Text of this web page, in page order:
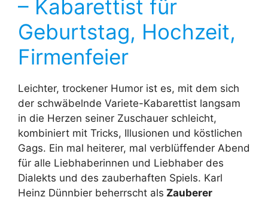
– Kabarettist für
Geburtstag, Hochzeit,
Firmenfeier
Leichter, trockener Humor ist es, mit dem sich
der schwäbelnde Variete-Kabarettist langsam
in die Herzen seiner Zuschauer schleicht,
kombiniert mit Tricks, Illusionen und köstlichen
Gags. Ein mal heiterer, mal verblüffender Abend
für alle Liebhaberinnen und Liebhaber des
Dialekts und des zauberhaften Spiels. Karl
Heinz Dünnbier beherrscht als Zauberer